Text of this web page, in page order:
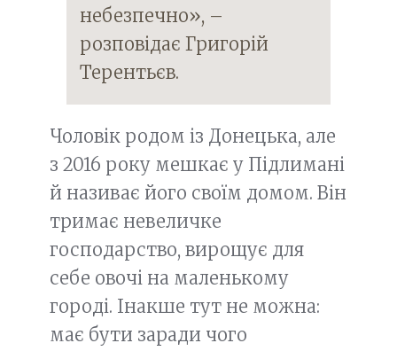
небезпечно», –
розповідає Григорій
Терентьєв.
Чоловік родом із Донецька, але
з 2016 року мешкає у Підлимані
й називає його своїм домом. Він
тримає невеличке
господарство, вирощує для
себе овочі на маленькому
городі. Інакше тут не можна:
має бути заради чого